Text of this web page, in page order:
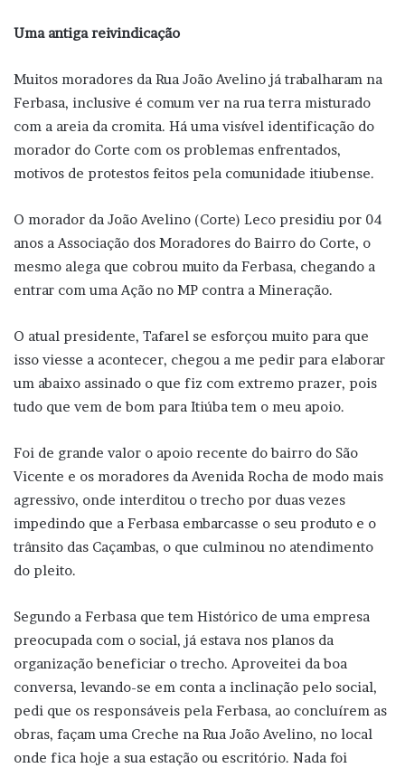
Uma antiga reivindicação
Muitos moradores da Rua João Avelino já trabalharam na
Ferbasa, inclusive é comum ver na rua terra misturado
com a areia da cromita. Há uma visível identificação do
morador do Corte com os problemas enfrentados,
motivos de protestos feitos pela comunidade itiubense.
O morador da João Avelino (Corte) Leco presidiu por 04
anos a Associação dos Moradores do Bairro do Corte, o
mesmo alega que cobrou muito da Ferbasa, chegando a
entrar com uma Ação no MP contra a Mineração.
O atual presidente, Tafarel se esforçou muito para que
isso viesse a acontecer, chegou a me pedir para elaborar
um abaixo assinado o que fiz com extremo prazer, pois
tudo que vem de bom para Itiúba tem o meu apoio.
Foi de grande valor o apoio recente do bairro do São
Vicente e os moradores da Avenida Rocha de modo mais
agressivo, onde interditou o trecho por duas vezes
impedindo que a Ferbasa embarcasse o seu produto e o
trânsito das Caçambas, o que culminou no atendimento
do pleito.
Segundo a Ferbasa que tem Histórico de uma empresa
preocupada com o social, já estava nos planos da
organização beneficiar o trecho. Aproveitei da boa
conversa, levando-se em conta a inclinação pelo social,
pedi que os responsáveis pela Ferbasa, ao concluírem as
obras, façam uma Creche na Rua João Avelino, no local
onde fica hoje a sua estação ou escritório. Nada foi